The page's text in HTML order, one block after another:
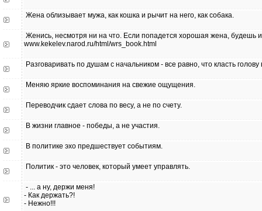
Жена облизывает мужа, как кошка и рычит на него, как собака.
Женись, несмотря ни на что. Если попадется хорошая жена,
www.kekelev.narod.ru/html/wrs_book.html
Разговаривать по душам с начальником - все равно, что класть
Меняю яркие воспоминания на свежие ощущения.
Переводчик сдает слова по весу, а не по счету.
В жизни главное - победы, а не участия.
В политике эхо предшествует событиям.
Политик - это человек, который умеет управлять.
- ... а ну, держи меня!
- Как держать?!
- Нежно!!!